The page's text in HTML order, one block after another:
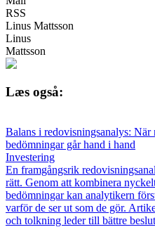
RSS
Linus Mattsson
Linus
Mattsson
Læs også:
Balans i redovisningsanalys:
bedömningar går hand i hand
Investering
En framgångsrik
rätt. Genom att kombinera
bedömningar kan analytikern
varför de ser ut som de gör.
och tolkning leder till bättre